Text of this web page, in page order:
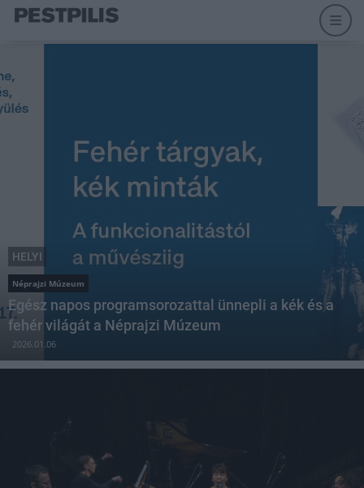
HELYI
Néprajzi Múzeum
Egész napos programsorozattal ünnepli a kék és a
fehér világát a Néprajzi Múzeum
2026.01.06